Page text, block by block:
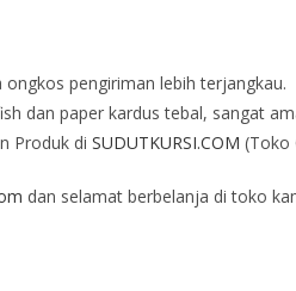
ongkos pengiriman lebih terjangkau.
dan paper kardus tebal, sangat
Produk di SUDUTKURSI.COM (Toko
dan selamat berbelanja di toko